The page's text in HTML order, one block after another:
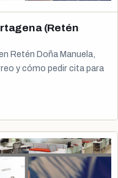
(Retén
Retén Doña Manuela,
y cómo pedir cita para